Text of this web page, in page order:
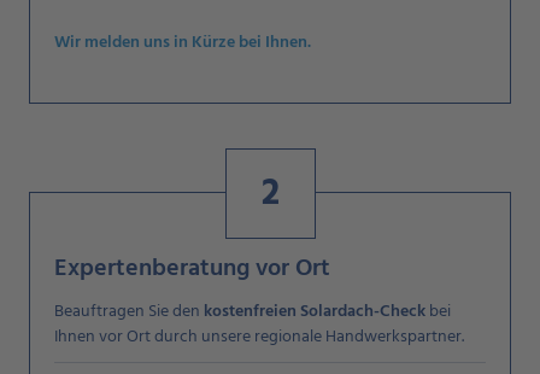
Wir melden uns in Kürze bei Ihnen.
2
Expertenberatung vor Ort
Beauftragen Sie den kostenfreien Solardach-Checkbei
Ihnen vor Ort durch unsere regionale Handwerkspartner.